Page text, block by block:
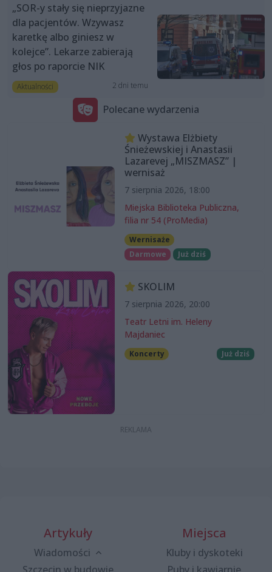
„SOR-y stały się nieprzyjazne
dla pacjentów. Wzywasz
karetkę albo giniesz w
kolejce”. Lekarze zabierają
głos po raporcie NIK
Aktualności 2 dni temu
Polecane wydarzenia
Wystawa Elżbiety
Śnieżewskiej i Anastasii
Lazarevej „MISZMASZ” |
wernisaż
7 sierpnia 2026, 18:00
Miejska Biblioteka Publiczna,
filia nr 54 (ProMedia)
Wernisaże
Darmowe
Już dziś
SKOLIM
7 sierpnia 2026, 20:00
Teatr Letni im. Heleny
Majdaniec
Koncerty Już dziś
Artykuły
Wiadomości
Miejsca
Kluby i dyskoteki